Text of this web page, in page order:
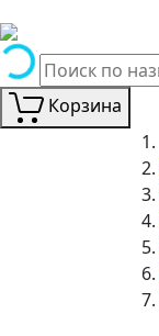
Корзина